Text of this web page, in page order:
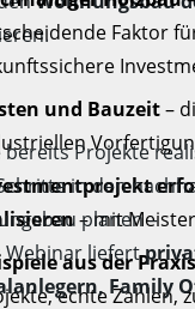
Faktor
und Bauzeit–
– mit
aus der
echte Zahlen,
bereits Projekte
in den
planen –
Webinar liefert
Family